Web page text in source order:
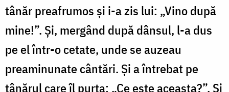
tânăr preafrumos și i-a zis lui: „Vino după
mine!”. Și, mergând după dânsul, l-a dus
pe el într-o cetate, unde se auzeau
preaminunate cântări. Și a întrebat pe
tânărul care îl purta: „Ce este aceasta?”. Și